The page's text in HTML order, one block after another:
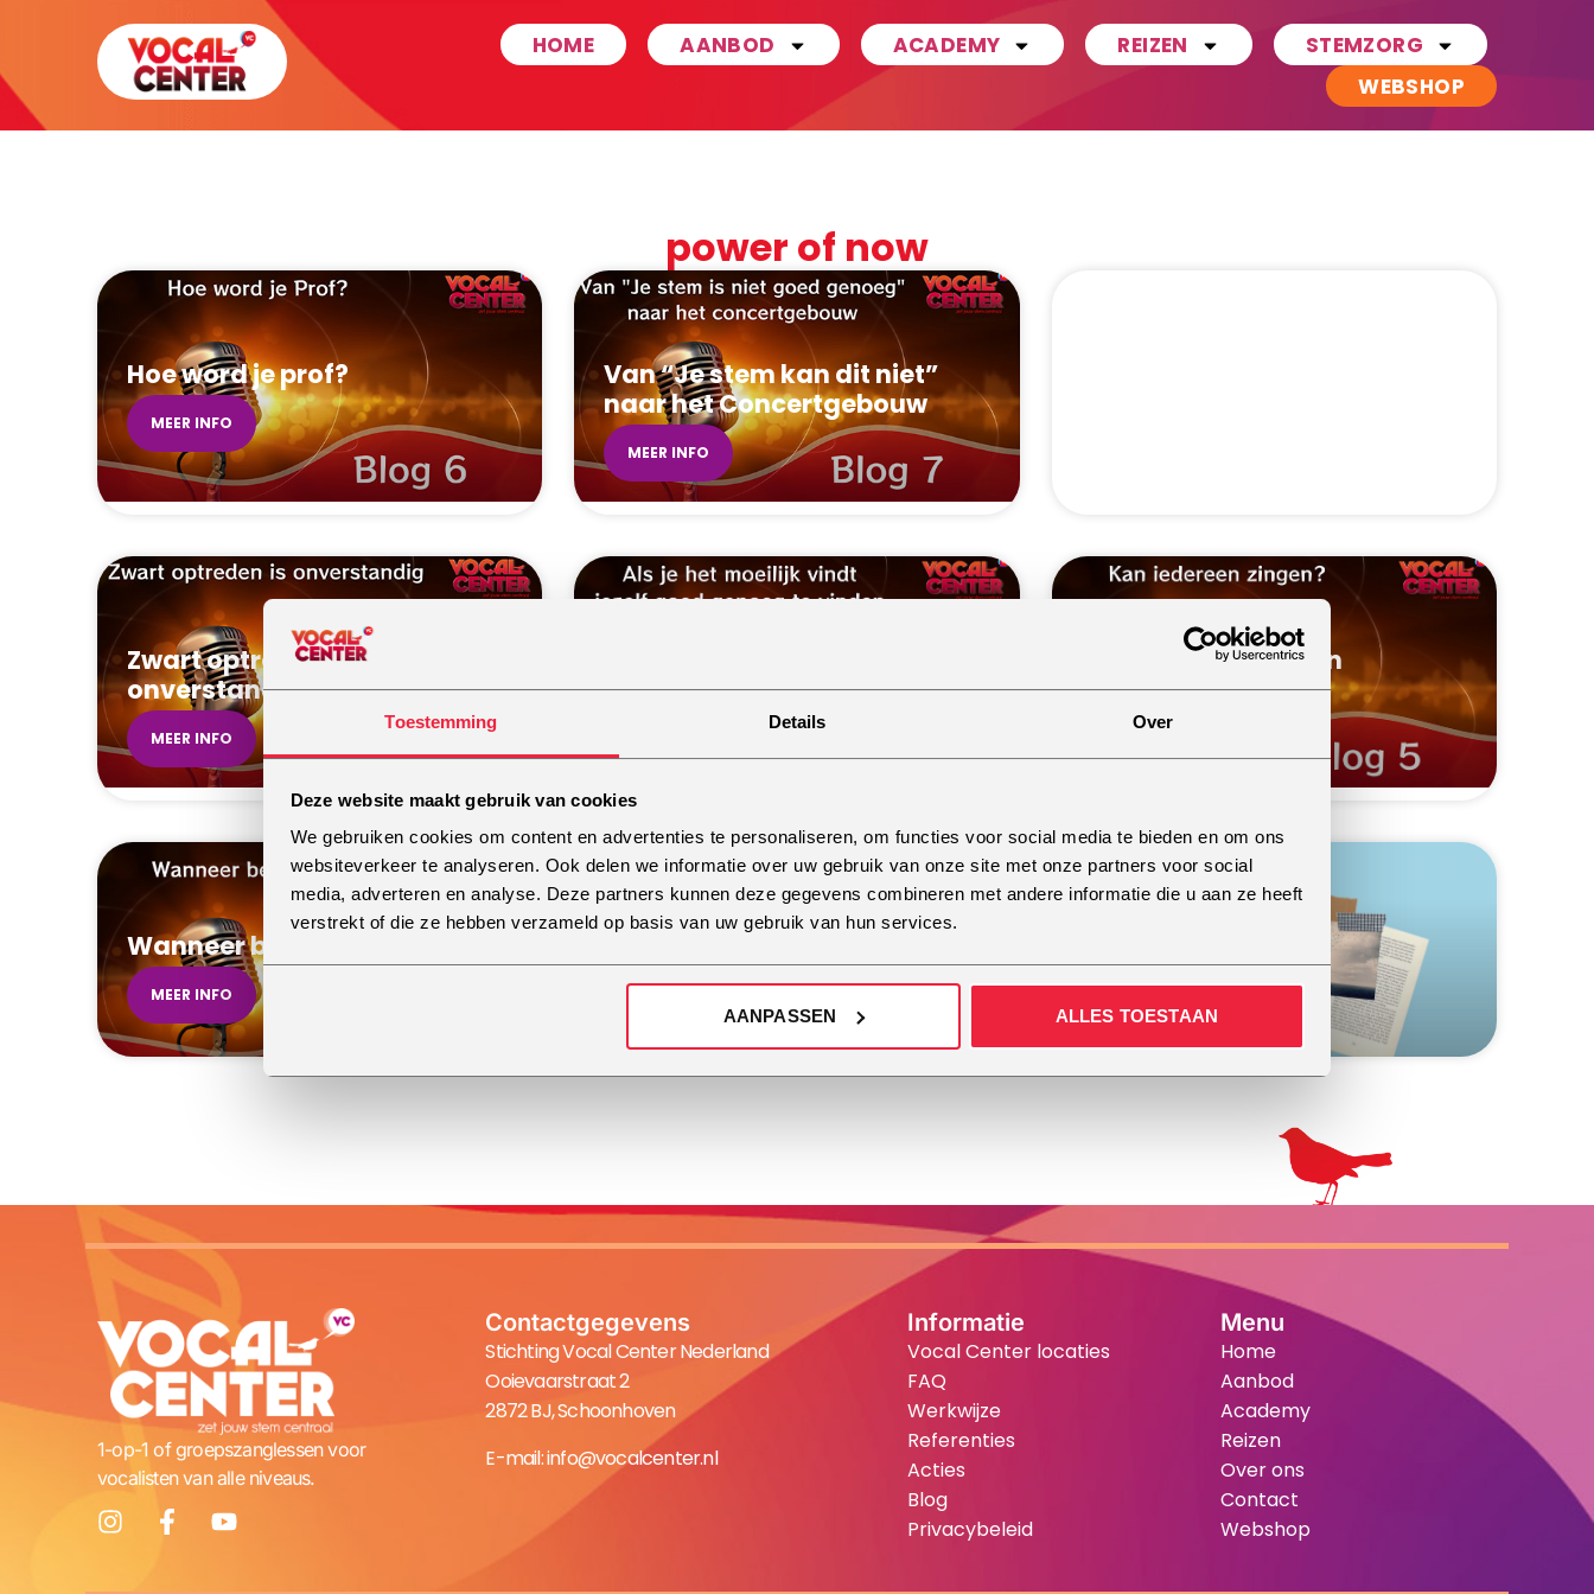
Toestemming Details Over
Deze website maakt gebruik van cookies
We gebruiken cookies om content en advertenties te personaliseren, om functies voor social media te bieden en om ons
websiteverkeer te analyseren. Ook delen we informatie over uw gebruik van onze site met onze partners voor social
media, adverteren en analyse. Deze partners kunnen deze gegevens combineren met andere informatie die u aan ze heeft
verstrekt of die ze hebben verzameld op basis van uw gebruik van hun services.
AANPASSEN ALLES TOESTAAN
HOME AANBOD ACADEMY REIZEN
STEMZORG
WEBSHOP
power of now
Hoe word je prof?
MEER INFO
Van “Je stem kan dit niet”
naar het Concertgebouw
MEER INFO
5 Redenen om te gaan zingen
Zwart optreden is
onverstandig
MEER INFO
goed genoeg te vinden
Kan iedereen zingen
Wanneer ben je een prof?
MEER INFO
1-op-1 of groepszanglessen voor
vocalisten van alle niveaus.
Contactgegevens
Stichting Vocal Center Nederland
Ooievaarstraat 2
2872 BJ, Schoonhoven
E-mail:info@vocalcenter.nl
Informatie
Vocal Center locaties
FAQ
Werkwijze
Referenties
Acties
Blog
Privacybeleid
Menu
Home
Aanbod
Academy
Reizen
Over ons
Contact
Webshop